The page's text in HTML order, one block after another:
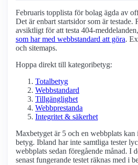
Februaris topplista för bolag ägda av
Det är enbart startsidor som är testade.
avsiktligt för att testa 404-
som har med webbstandard att göra.
och sitemaps.
Hoppa direkt till kategoribetyg:
Totalbetyg
Webbstandard
Tillgänglighet
Webbprestanda
Integritet & säkerhet
Maxbetyget är 5 och en webbplats kan
betyg. Ibland har inte samtliga tester
webbplats sedan föregående månad. I
senast fungerande testet räknas med i